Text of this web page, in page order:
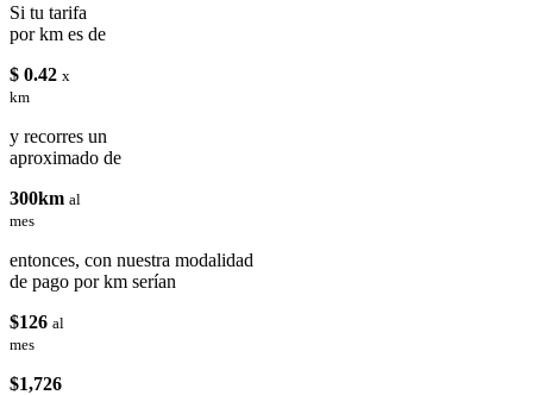
Si tu tarifa
por km es de
$ 0.42 x
km
y recorres un
aproximado de
300km al
mes
entonces, con nuestra modalidad
de pago por km serían
$126 al
mes
$1,726